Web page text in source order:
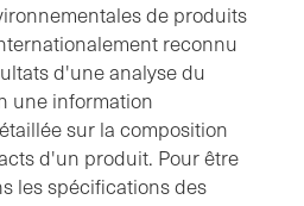
de produits
reconnu
d'une analyse du
une information
sur la composition
d'un produit. Pour être
les spécifications des